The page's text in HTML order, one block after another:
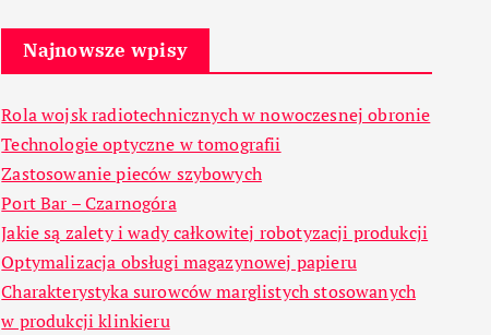
Najnowsze wpisy
Rola wojsk radiotechnicznych w nowoczesnej obronie
Technologie optyczne w tomografii
Zastosowanie pieców szybowych
Port Bar – Czarnogóra
Jakie są zalety i wady całkowitej robotyzacji produkcji
Optymalizacja obsługi magazynowej papieru
Charakterystyka surowców marglistych stosowanych
w produkcji klinkieru